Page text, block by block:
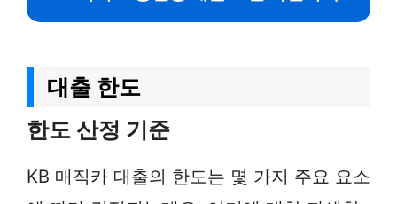
대출 한도
한도 산정 기준
KB 매직카 대출의 한도는 몇 가지 주요 요소